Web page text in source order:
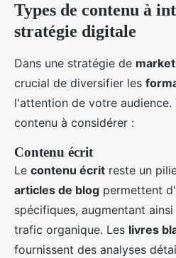
Types de contenu à
stratégie digitale
Dans une stratégie de
crucial de diversifier les
l'attention de votre
contenu à considérer :
Contenu écrit
Le contenu écrit reste un
articles de blog permettent
spécifiques, augmentant
trafic organique. Les livres
fournissent des analyses